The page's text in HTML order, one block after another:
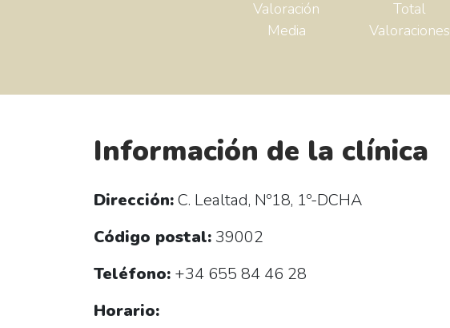
Valoración
Media
Total
Valoraciones
Información de la clínica
Dirección:C. Lealtad, Nº18, 1º-DCHA
Código postal: 39002
Teléfono: +34 655 84 46 28
Horario: